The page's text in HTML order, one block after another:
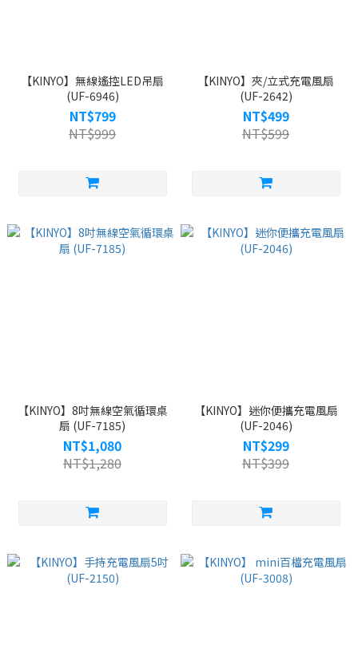
【KINYO】無線遙控LED吊扇
(UF-6946)
NT$799
NT$999
【KINYO】夾/立式充電風扇
(UF-2642)
NT$499
NT$599
【KINYO】8吋無線空氣循環桌
扇 (UF-7185)
NT$1,080
NT$1,280
【KINYO】迷你便攜充電風扇
(UF-2046)
NT$299
NT$399